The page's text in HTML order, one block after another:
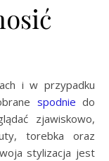
i w przypadku
spodnie do
zjawiskowo,
torebka oraz
stylizacja jest